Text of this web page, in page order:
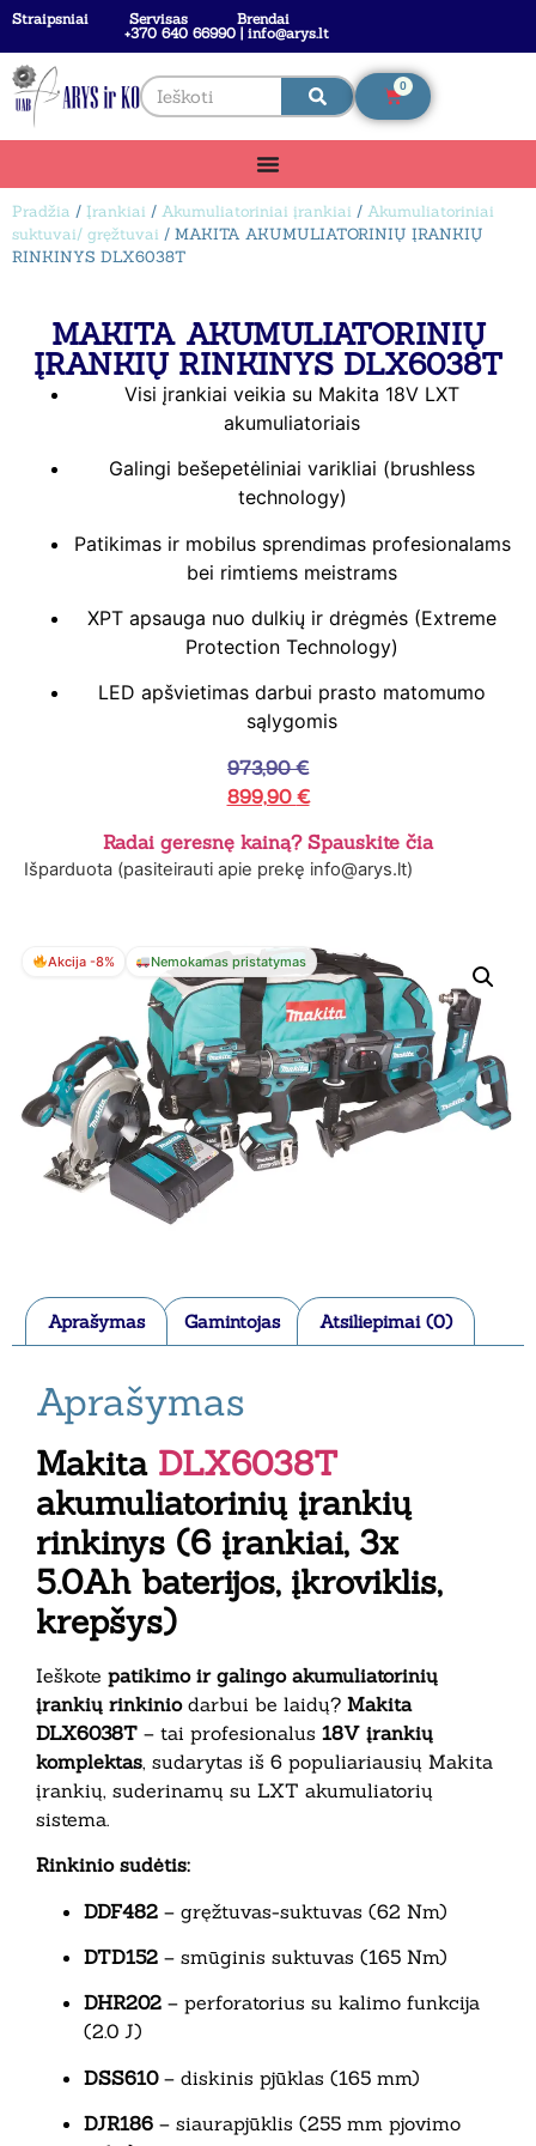
Straipsniai Servisas
Brendai
+370 640 66990 | info@arys.lt
0
Pradžia / Įrankiai / Akumuliatoriniai įrankiai / Akumuliatoriniai
suktuvai/ gręžtuvai / MAKITA AKUMULIATORINIŲ ĮRANKIŲ
RINKINYS DLX6038T
MAKITA AKUMULIATORINIŲ
ĮRANKIŲ RINKINYS DLX6038T
Visi įrankiai veikia su Makita 18V LXT
akumuliatoriais
Galingi bešepetėliniai varikliai (brushless
technology)
Patikimas ir mobilus sprendimas profesionalams
bei rimtiems meistrams
XPT apsauga nuo dulkių ir drėgmės (Extreme
Protection Technology)
LED apšvietimas darbui prasto matomumo
sąlygomis
973,90€
899,90 €
Radai geresnę kainą? Spauskite čia
Išparduota (pasiteirauti apie prekę info@arys.lt)
Akcija -8% Nemokamas pristatymas
Aprašymas Gamintojas Atsiliepimai (0)
Aprašymas
MakitaDLX6038T
akumuliatorinių įrankių
rinkinys (6 įrankiai, 3x
5.0Ah baterijos, įkroviklis,
krepšys)
Ieškote patikimo ir galingo akumuliatorinių
įrankių rinkiniodarbui be laidų? Makita
DLX6038T – tai profesionalus 18V įrankių
komplektas, sudarytas iš 6 populiariausių Makita
įrankių, suderinamų su LXT akumuliatorių
sistema.
Rinkinio sudėtis:
DDF482 – gręžtuvas-suktuvas (62 Nm)
DTD152 – smūginis suktuvas (165 Nm)
DHR202 – perforatorius su kalimo funkcija
(2.0 J)
DSS610– diskinis pjūklas (165 mm)
DJR186 – siaurapjūklis (255 mm pjovimo